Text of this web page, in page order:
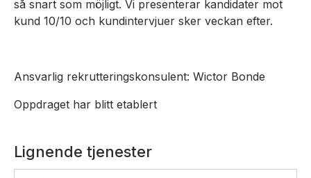
så snart som möjligt. Vi presenterar kandidater mot
kund 10/10 och kundintervjuer sker veckan efter.
Ansvarlig rekrutteringskonsulent: Wictor Bonde
Oppdraget har blitt etablert
Lignende tjenester